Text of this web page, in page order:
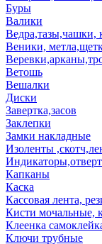
Буры
Валики
Ведра,тазы,чашки,
Веники,
Ветошь
Вешалки
Диски
Завертка,засов
Заклепки
Замки накладные
Изоленты
Капканы
Каска
Кассовая лента,
Кисти мочальные,
Клеенка
Ключи трубные